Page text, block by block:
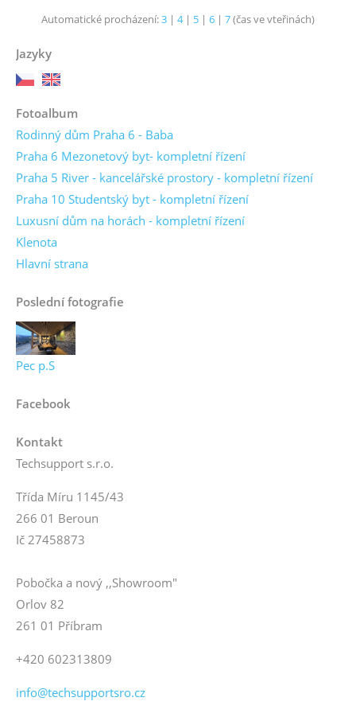
Automatické procházení:3 | 4| 5 | 6 | 7(čas ve vteřinách)
Jazyky
Fotoalbum
Rodinný dům Praha 6 - Baba
Praha 6 Mezonetový byt- kompletní řízení
Praha 5 River - kancelářské prostory - kompletní řízení
Praha 10 Studentský byt - kompletní řízení
Luxusní dům na horách - kompletní řízení
Klenota
Hlavní strana
Poslední fotografie
Pec p.S
Facebook
Kontakt
Techsupport s.r.o.
Třída Míru 1145/43
266 01 Beroun
Ič 27458873
Pobočka a nový ,,Showroom"
Orlov 82
261 01 Příbram
+420 602313809
info@techsupportsro.cz